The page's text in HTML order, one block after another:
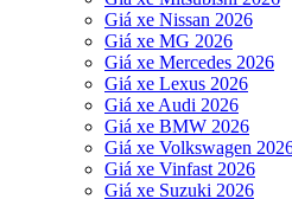
Giá xe Nissan 2026
Giá xe MG 2026
Giá xe Mercedes 2026
Giá xe Lexus 2026
Giá xe Audi 2026
Giá xe BMW 2026
Giá xe Volkswagen
Giá xe Vinfast 2026
Giá xe Suzuki 2026